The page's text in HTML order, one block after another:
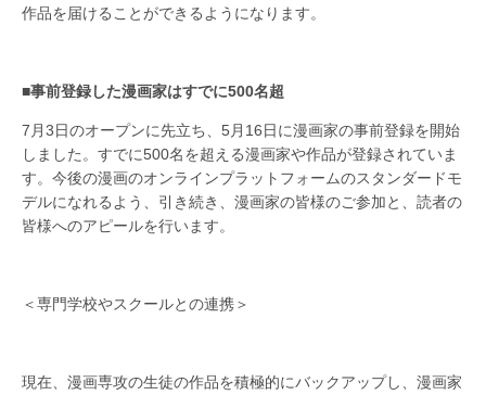
作品を届けることができるようになります。
■事前登録した漫画家はすでに500名超
7月3日のオープンに先立ち、5月16日に漫画家の事前登録を開始
しました。すでに500名を超える漫画家や作品が登録されていま
す。今後の漫画のオンラインプラットフォームのスタンダードモ
デルになれるよう、引き続き、漫画家の皆様のご参加と、読者の
皆様へのアピールを行います。
＜専門学校やスクールとの連携＞
現在、漫画専攻の生徒の作品を積極的にバックアップし、漫画家